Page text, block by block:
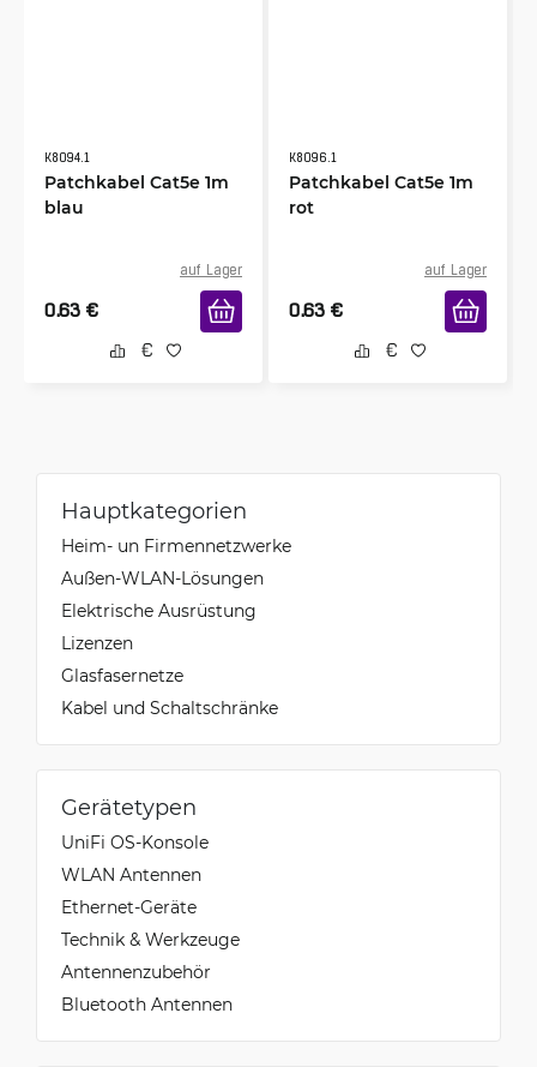
K8094.1
Patchkabel Cat5e 1m
blau
auf Lager
0.63 €
K8096.1
Patchkabel Cat5e 1m
rot
auf Lager
0.63 €
Hauptkategorien
Heim- un Firmennetzwerke
Außen-WLAN-Lösungen
Elektrische Ausrüstung
Lizenzen
Glasfasernetze
Kabel und Schaltschränke
Gerätetypen
UniFi OS-Konsole
WLAN Antennen
Ethernet-Geräte
Technik & Werkzeuge
Antennenzubehör
Bluetooth Antennen